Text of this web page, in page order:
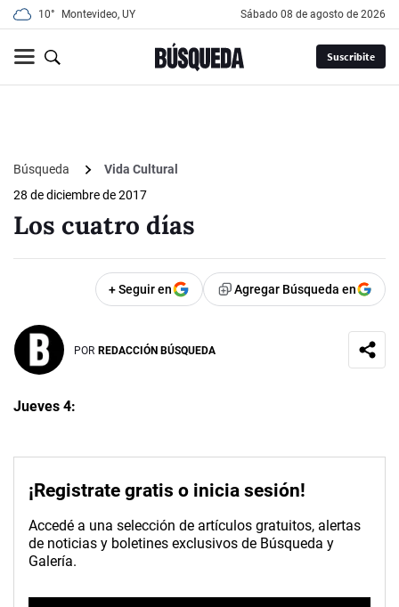
10° Montevideo, UY sábado 08 de agosto de 2026
Suscribite
Búsqueda
Vida Cultural
28 de diciembre de 2017
Los cuatro días
+ Seguir en Agregar Búsqueda en
POR REDACCIÓN BÚSQUEDA
Jueves 4:
¡Registrate gratis o inicia sesión!
Accedé a una selección de artículos gratuitos, alertas
de noticias y boletines exclusivos de Búsqueda y
Galería.